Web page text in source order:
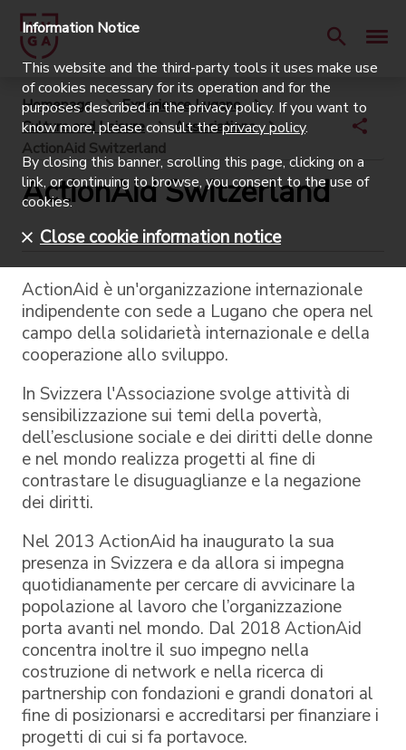
Homepage
Experience Lugano
Culture and Leisure
Associations
ActionAid Switzerland
ActionAid Switzerland
ActionAid è un'organizzazione internazionale
indipendente con sede a Lugano che opera nel
campo della solidarietà internazionale e della
cooperazione allo sviluppo.
In Svizzera l'Associazione svolge attività di
sensibilizzazione sui temi della povertà,
dell’esclusione sociale e dei diritti delle donne
e nel mondo realizza progetti al fine di
contrastare le disuguaglianze e la negazione
dei diritti.
Nel 2013 ActionAid ha inaugurato la sua
presenza in Svizzera e da allora si impegna
quotidianamente per cercare di avvicinare la
popolazione al lavoro che l’organizzazione
porta avanti nel mondo. Dal 2018 ActionAid
concentra inoltre il suo impegno nella
costruzione di network e nella ricerca di
partnership con fondazioni e grandi donatori al
fine di posizionarsi e accreditarsi per finanziare i
progetti di cui si fa portavoce.
Information Notice
This website and the third-party tools it uses make use
of cookies necessary for its operation and for the
purposes described in the privacy policy. If you want to
know more, please consult theprivacy policy.
By closing this banner, scrolling this page, clicking on a
link, or continuing to browse, you consent to the use of
cookies.
Close cookie information notice